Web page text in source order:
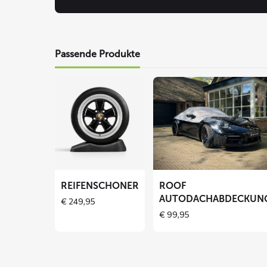
Passende Produkte
lesen
über
Reifenschoner
REIFENSCHONER
€ 249,95
Mehr
lesen
ROOF
Autodachabdeckung
ROOF
€99,95